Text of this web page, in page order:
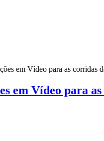
em Vídeo para as corridas
em Vídeo para